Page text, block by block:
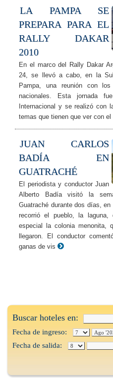
LA PAMPA SE
PREPARA PARA EL
RALLY DAKAR
2010
En el marco del Rally Dakar
24, se llevó a cabo, en la
Pampa, una reunión con los
nacionales. Esta jornada
Internacional y se realizó con
temas que tienen que ver con el
JUAN CARLOS
BADÍA EN
GUATRACHÉ
El periodista y conductor Juan
Alberto Badía visitó la
Guatraché durante dos días,
recorrió el pueblo, la
especial la colonia menonita,
llegaron. El conductor
ganas de vis
Buscar hoteles en:
Fecha de ingreso:
Fecha de salida: